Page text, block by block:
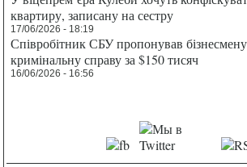
квартиру, записану на сестру
17/06/2026 - 18:19
Співробітник СБУ пропонував
кримінальну справу за $150 тисяч
16/06/2026 - 16:56